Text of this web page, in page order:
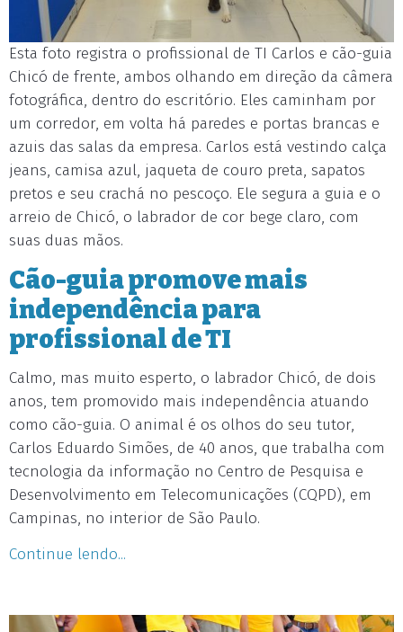
Esta foto registra o profissional de TI Carlos e cão-guia
Chicó de frente, ambos olhando em direção da câmera
fotográfica, dentro do escritório. Eles caminham por
um corredor, em volta há paredes e portas brancas e
azuis das salas da empresa. Carlos está vestindo calça
jeans, camisa azul, jaqueta de couro preta, sapatos
pretos e seu crachá no pescoço. Ele segura a guia e o
arreio de Chicó, o labrador de cor bege claro, com
suas duas mãos.
Cão-guia promove mais
independência para
profissional de TI
Calmo, mas muito esperto, o labrador Chicó, de dois
anos, tem promovido mais independência atuando
como cão-guia. O animal é os olhos do seu tutor,
Carlos Eduardo Simões, de 40 anos, que trabalha com
tecnologia da informação no Centro de Pesquisa e
Desenvolvimento em Telecomunicações (CQPD), em
Campinas, no interior de São Paulo.
Continue lendo...